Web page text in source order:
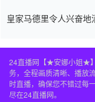
皇家马德里令人兴奋地
24直播网【★安娜小姐★
务，全程画质清晰、播放
时直播，确保您不错过每
尽在24直播网。